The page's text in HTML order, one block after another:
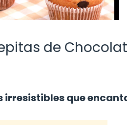
de
irresistibles que